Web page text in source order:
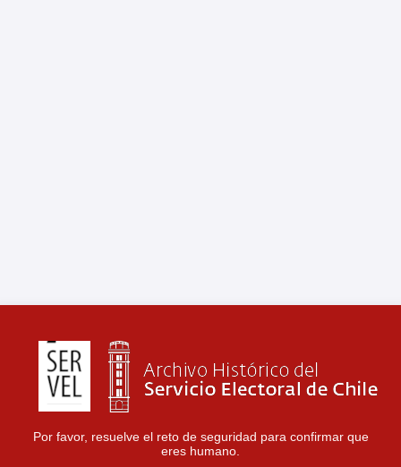
Por favor, resuelve el reto de seguridad para confirmar que
eres humano.